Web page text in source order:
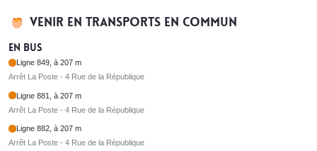
Venir en transports en commun
En bus
Ligne 849, à 207 m
Arrêt La Poste - 4 Rue de la République
Ligne 881, à 207 m
Arrêt La Poste - 4 Rue de la République
Ligne 882, à 207 m
Arrêt La Poste - 4 Rue de la République